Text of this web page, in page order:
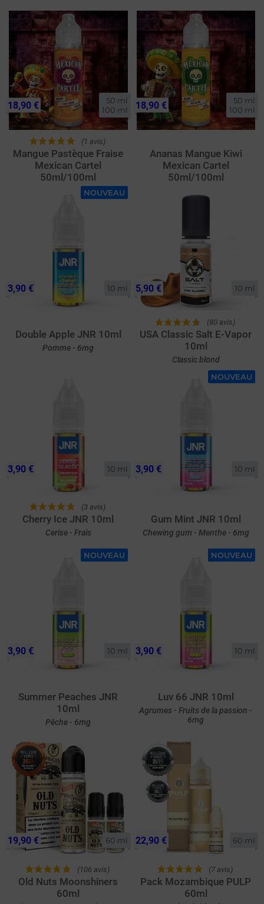
50 ml
100 ml
(1 avis)
Mangue Pastèque Fraise
Mexican Cartel
50ml/100ml
18,90 €
50 ml
100 ml
Ananas Mangue Kiwi
Mexican Cartel
50ml/100ml
18,90 €
NOUVEAU
10 ml
Double Apple JNR 10ml
Pomme - 6mg
3,90 € 10 ml
(80 avis)
USA Classic Salt E-Vapor
10ml
Classic blond
5,90 €
10 ml
(3 avis)
Cherry Ice JNR 10ml
Cerise - Frais
3,90 €
NOUVEAU
10 ml
Gum Mint JNR 10ml
Chewing gum - Menthe - 6mg
3,90 €
NOUVEAU
10 ml
Summer Peaches JNR
10ml
Pêche - 6mg
3,90 €
NOUVEAU
10 ml
Luv 66 JNR 10ml
Agrumes - Fruits de la passion -
6mg
3,90 €
60 ml
(106 avis)
Old Nuts Moonshiners
60ml
19,90 € 60 ml
(7 avis)
Pack Mozambique PULP
60ml
22,90 €